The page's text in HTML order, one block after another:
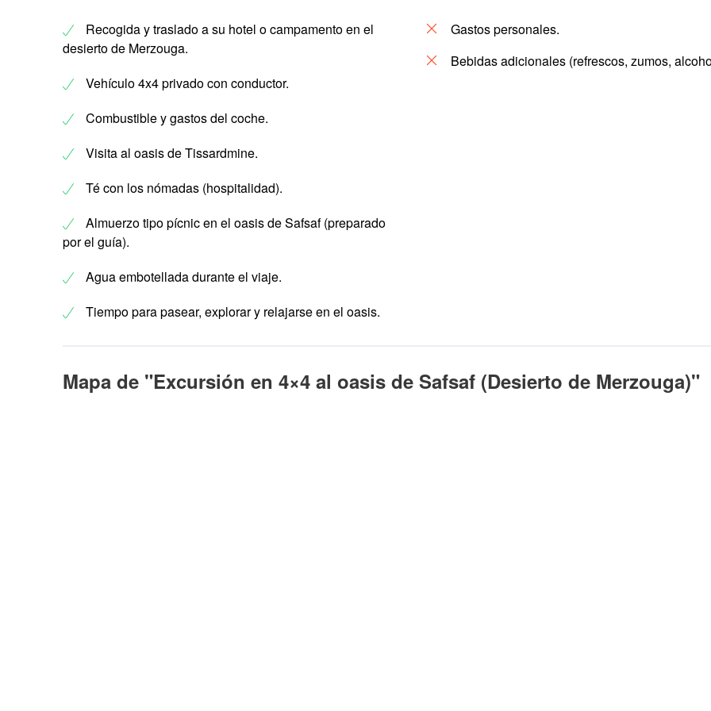
Recogida y traslado a su hotel o campamento en el
desierto de Merzouga.
Vehículo 4x4 privado con conductor.
Combustible y gastos del coche.
Visita al oasis de Tissardmine.
Té con los nómadas (hospitalidad).
Almuerzo tipo pícnic en el oasis de Safsaf (preparado
por el guía).
Agua embotellada durante el viaje.
Tiempo para pasear, explorar y relajarse en el oasis.
Gastos personales.
Bebidas adicionales (refrescos, zumos,
Mapa de "Excursión en 4×4 al oasis de Safsaf (Desierto de Merzouga)"